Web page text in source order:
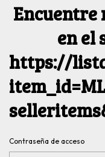
Encuentre
en el
https://
Contraseña de acceso